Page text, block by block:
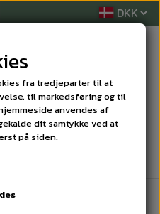
fra tredjeparter til at
til markedsføring og til
anvendes af
dit samtykke ved at
på siden.